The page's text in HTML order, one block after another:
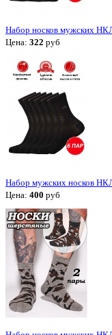
Набор носков мужских
Цена: 322 руб
Набор мужских носков
Цена: 400 руб